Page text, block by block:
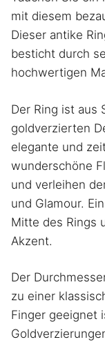
mit diesem
Dieser antike
besticht durch
hochwertigen
Der Ring ist aus
goldverzierten
elegante und
wunderschöne
und verleihen
und Glamour.
Mitte des Rings
Akzent.
Der
zu einer
Finger geeignet